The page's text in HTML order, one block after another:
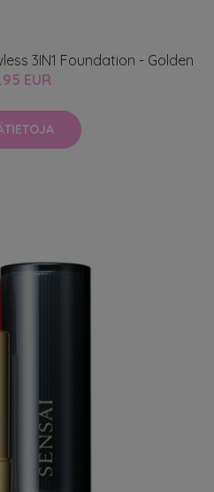
3IN1 Foundation - Golden
EUR